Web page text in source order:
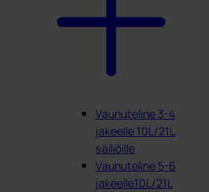
Vaunuteline 3-4
jakeelle 10L/21L
säiliöille
Vaunuteline 5-6
jakeelle10L/21L